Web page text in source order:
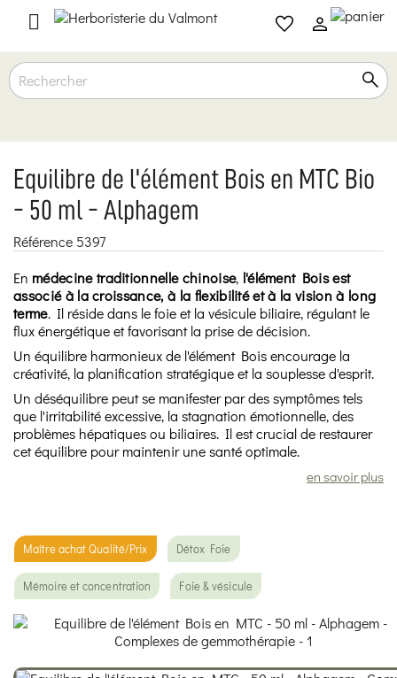

Equilibre de l'élément Bois en MTC Bio
- 50 ml - Alphagem
Référence 5397
En médecine traditionnelle chinoise, l'élément Bois est
associé à la croissance, à la flexibilité et à la vision à long
terme. Il réside dans le foie et la vésicule biliaire, régulant le
flux énergétique et favorisant la prise de décision.
Un équilibre harmonieux de l'élément Bois encourage la
créativité, la planification stratégique et la souplesse d'esprit.
Un déséquilibre peut se manifester par des symptômes tels
que l'irritabilité excessive, la stagnation émotionnelle, des
problèmes hépatiques ou biliaires. Il est crucial de restaurer
cet équilibre pour maintenir une santé optimale.
en savoir plus
Maître achat Qualité/Prix Détox Foie
Mémoire et concentration Foie & vésicule